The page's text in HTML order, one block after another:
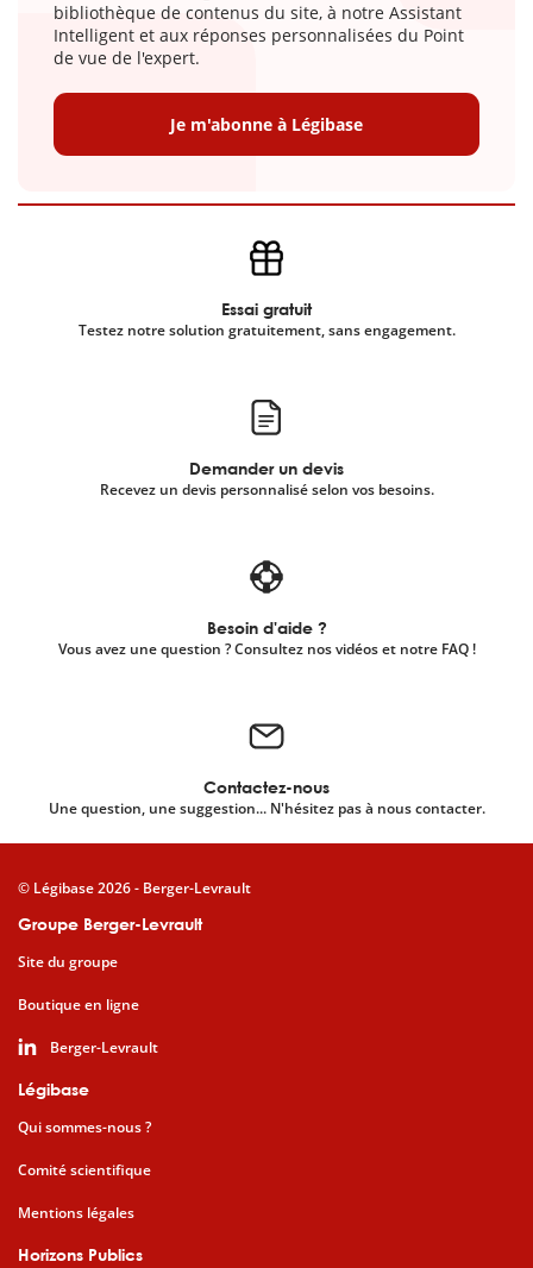
bibliothèque de contenus du site, à notre Assistant
Intelligent et aux réponses personnalisées du Point
de vue de l'expert.
Je m'abonne à Légibase
Essai gratuit
Testez notre solution gratuitement, sans engagement.
Demander un devis
Recevez un devis personnalisé selon vos besoins.
Besoin d'aide ?
Vous avez une question ? Consultez nos vidéos et notre FAQ !
Contactez-nous
Une question, une suggestion... N'hésitez pas à nous contacter.
Groupe Berger-Levrault
Site du groupe
Boutique en ligne
Berger-Levrault
Légibase
Qui sommes-nous ?
Comité scientifique
Mentions légales
Horizons Publics
© Légibase 2026 - Berger-Levrault